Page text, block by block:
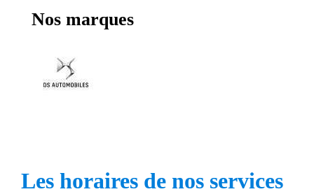
Nos marques
Les horaires de nos services